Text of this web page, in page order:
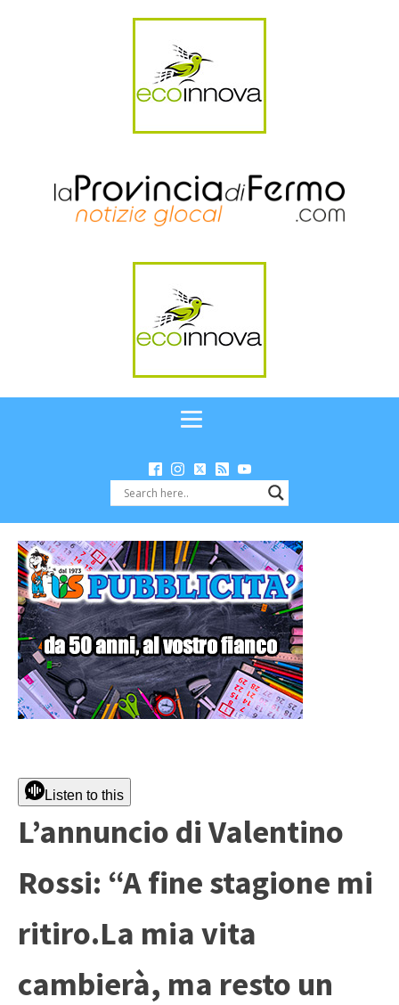
Listen to this
L’annuncio di Valentino
Rossi: “A fine stagione mi
ritiro.La mia vita
cambierà, ma resto un